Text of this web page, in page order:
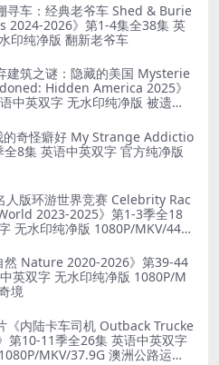
寻车：经典老爷车 Shed & Burie
2024-2026》第1-4集全38集 英
印纯净版 翻新老爷车
建筑之谜：隐藏的美国 Mysterie
Hidden America 2025》
中英双字 无水印纯净版 被遗弃
的奇怪癖好 My Strange Addictio
8集 英语中英双字 官方纯净版
人版环游世界竞赛 Celebrity Rac
2023-2025》第1-3季全18
无水印纯净版 1080P/MKV/44.8
然 Nature 2020-2026》第39-44
英双字 无水印纯净版 1080P/M
境
《内陆卡车司机 Outback Trucke
第10-11季全26集 英语中英双字
MKV/37.9G 澳洲公路运输